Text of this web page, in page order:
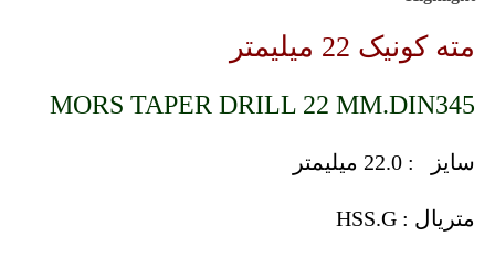
مته کونیک 22 میلیمتر
MORS TAPER DRILL 22 MM.DIN345
سایز : 22.0 میلیمتر
متریال : HSS.G